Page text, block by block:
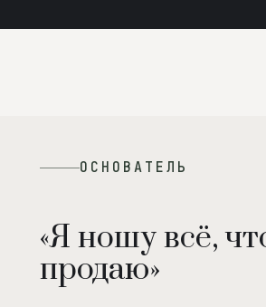
ОСНОВАТЕЛЬ
«Я ношу всё,
продаю»